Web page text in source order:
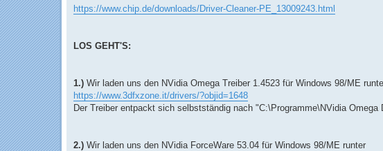
https://www.chip.de/downloads/Driver-Cleaner-PE_13009243.html
LOS GEHT'S:
1.) Wir laden uns den NVidia Omega Treiber 1.4523 für Windows 98/ME
https://www.3dfxzone.it/drivers/?objid=1648
Der Treiber entpackt sich selbstständig nach "C:\Programme\NVidia Omega
2.) Wir laden uns den NVidia ForceWare 53.04 für Windows 98/ME runter